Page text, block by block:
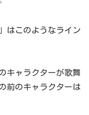
はこのようなライン
キャラクターが歌舞
前のキャラクターは